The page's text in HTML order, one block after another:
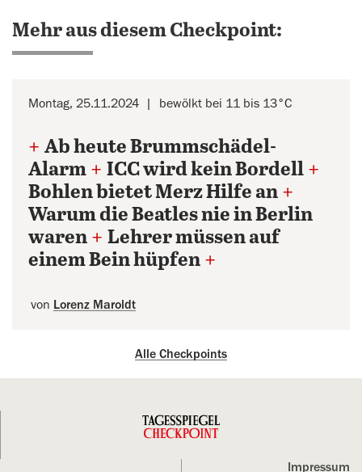
Mehr aus diesem Checkpoint:
Montag, 25.11.2024 bewölkt bei 11 bis 13°C
+ Ab heute Brummschädel-
Alarm + ICC wird kein Bordell +
Bohlen bietet Merz Hilfe an +
Warum die Beatles nie in Berlin
waren + Lehrer müssen auf
einem Bein hüpfen +
von Lorenz Maroldt
Alle Checkpoints
Impressum